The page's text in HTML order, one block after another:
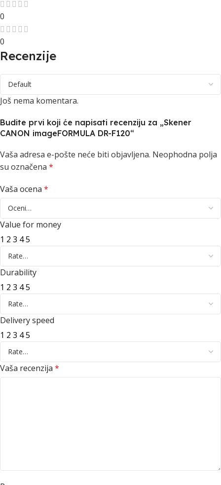
0
0
Recenzije
Još nema komentara.
Budite prvi koji će napisati recenziju za „Skener
CANON imageFORMULA DR-F120“
Vaša adresa e-pošte neće biti objavljena. Neophodna polja
su označena *
Vaša ocena *
Value for money
1 2 3 45
Durability
1 2 3 45
Delivery speed
1 2 3 45
Vaša recenzija *